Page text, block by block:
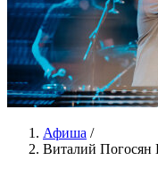
Афиша /
Виталий Погосян